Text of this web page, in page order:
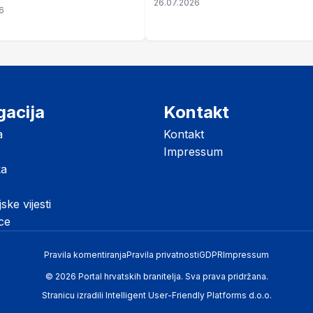
mir
26.07.2026
vijesti
Kontakt
Kontakt
Impressum
Pravila komentiranjaPravila privatnostiGDPRImpressum
© 2026 Portal hrvatskih branitelja. Sva prava pridržana.
Stranicu izradili Intelligent User-Friendly Platforms d.o.o.